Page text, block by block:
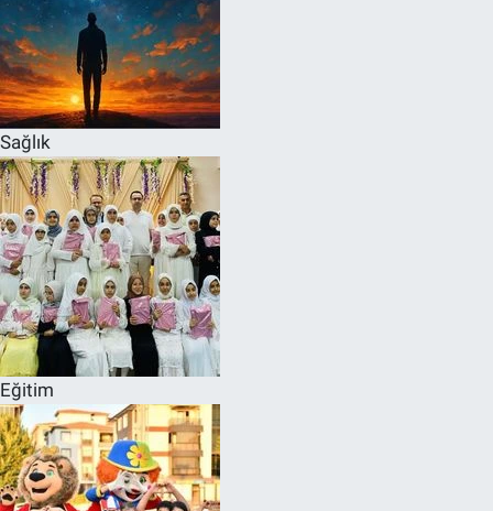
Sağlık
Eğitim